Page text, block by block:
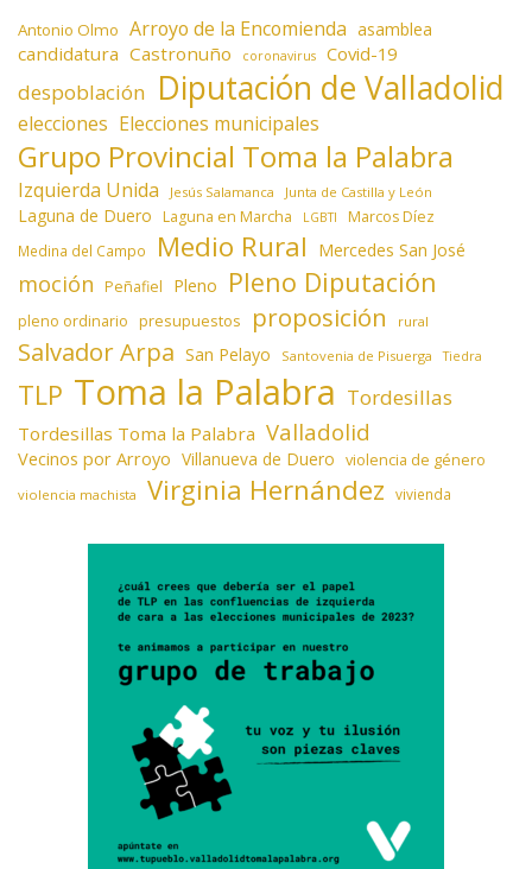
Antonio Olmo Arroyo de la Encomienda asamblea
candidatura Castronuño coronavirus Covid-19
despoblación Diputación de Valladolid
elecciones Elecciones municipales
Grupo Provincial Toma la Palabra
Izquierda Unida Jesús Salamanca Junta de Castilla y León
Laguna de Duero Laguna en Marcha LGBTI Marcos Díez
Medina del Campo Medio Rural Mercedes San José
moción Peñafiel Pleno Pleno Diputación
pleno ordinario presupuestos proposición rural
Salvador Arpa San Pelayo Santovenia de Pisuerga Tiedra
TLP Toma la Palabra Tordesillas
Tordesillas Toma la Palabra Valladolid
Vecinos por Arroyo Villanueva de Duero violencia de género
violencia machista Virginia Hernández vivienda